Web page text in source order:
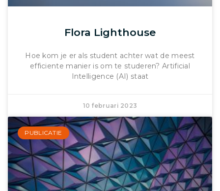
Flora Lighthouse
Hoe kom je er als student achter wat de meest
efficiente manier is om te studeren? Artificial
Intelligence (AI) staat
10 februari 2023
PUBLICATIE